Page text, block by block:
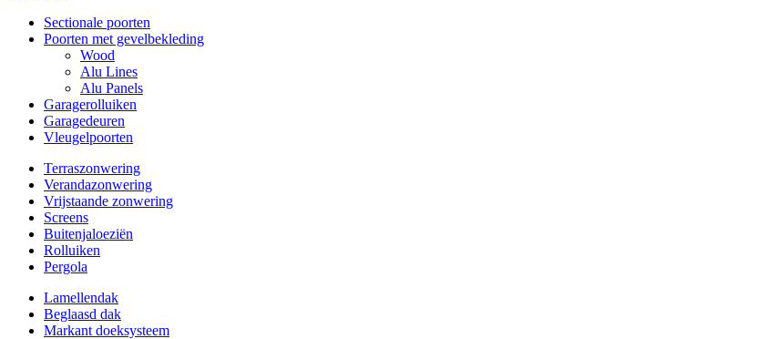
Sectionale poorten
Poorten met gevelbekleding
Wood
Alu Lines
Alu Panels
Garagerolluiken
Garagedeuren
Vleugelpoorten
Terraszonwering
Verandazonwering
Vrijstaande zonwering
Screens
Buitenjaloeziën
Rolluiken
Pergola
Lamellendak
Beglaasd dak
Markant doeksysteem